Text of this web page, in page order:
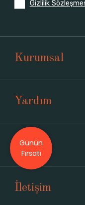
Gizlilik
Kurumsal
Yardım
Üyelik
İletişim
Günün
Fırsatı